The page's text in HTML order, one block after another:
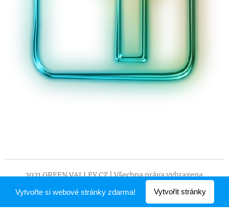
2021 GREEN VALLEY CZ | Všechna práva vyhrazena.
Vytvořeno službouWebnode
Vytvořte si webové stránky zdarma! Vytvořit stránky